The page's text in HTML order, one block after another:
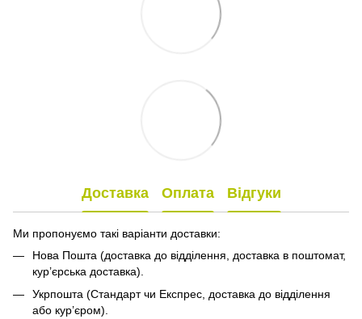
Доставка Оплата Відгуки
Ми пропонуємо такі варіанти доставки:
Нова Пошта (доставка до відділення, доставка в поштомат,
кур’єрська доставка).
Укрпошта (Стандарт чи Експрес, доставка до відділення
або кур’єром).